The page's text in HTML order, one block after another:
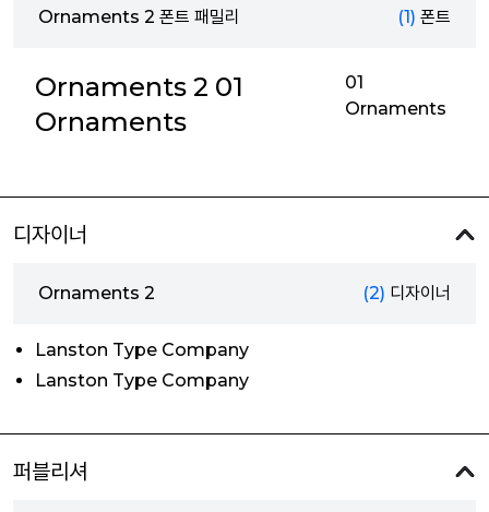
Ornaments 2 폰트 패밀리 (1) 폰트
Ornaments 2 01
Ornaments
01
Ornaments
디자이너
Ornaments 2 (2) 디자이너
Lanston Type Company
Lanston Type Company
퍼블리셔